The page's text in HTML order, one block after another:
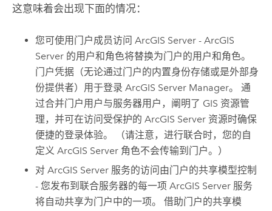
这意味着会出现下面的情况：
您可使用门户成员访问ArcGIS Server -ArcGIS
Server 的用户和角色将替换为门户的用户和角色。
门户凭据（无论通过门户的内置身份存储或是外部身
份提供者）用于登录ArcGIS Server Manager。 通
过合并门户用户与服务器用户，阐明了 GIS 资源管
理，并可在访问受保护的ArcGIS Server 资源时确保
便捷的登录体验。 （请注意，进行联合时，您的自
定义ArcGIS Server 角色不会传输到门户。）
对ArcGIS Server 服务的访问由门户的共享模型控制
- 您发布到联合服务器的每一项ArcGIS Server 服务
将自动共享为门户中的一项。 借助门户的共享模